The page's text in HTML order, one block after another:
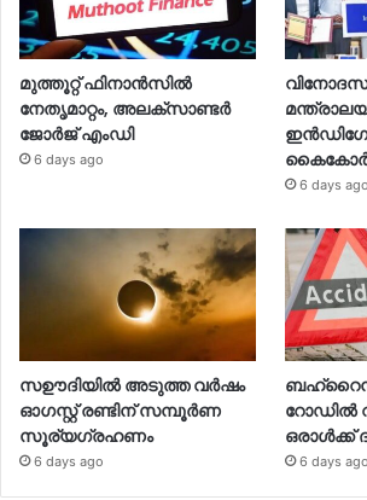
മുത്തൂറ്റ് ഫിനാന്‍സില്‍
നേതൃമാറ്റം, അലക്‌സാണ്ടര്‍
ജോര്‍ജ് എംഡി
6 days ago
6 days ago
സഊദിയില്‍ അടുത്ത വര്‍ഷം
ഓഗസ്റ്റ് രണ്ടിന് സമ്പൂര്‍ണ
സൂര്യഗ്രഹണം
6 days ago
റോഡില്‍
ഒരാള്‍ക്ക്
6 days ago